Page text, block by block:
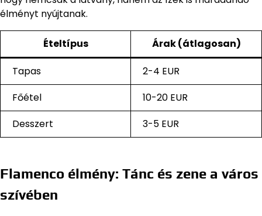
élményt nyújtanak.
Ételtípus Árak (átlagosan)
Tapas
2-4 EUR
Főétel
10-20 EUR
Desszert
3-5 EUR
Flamenco élmény: Tánc és zene a város
szívében